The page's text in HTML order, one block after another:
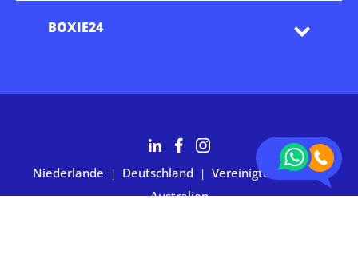
BOXIE24
Niederlande | Deutschland | Vereinigte Staaten |
Australien